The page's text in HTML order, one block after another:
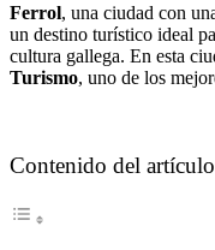
Ferrol, una ciudad con
un destino turístico ideal
cultura gallega. En esta
Turismo, uno de los
Contenido del